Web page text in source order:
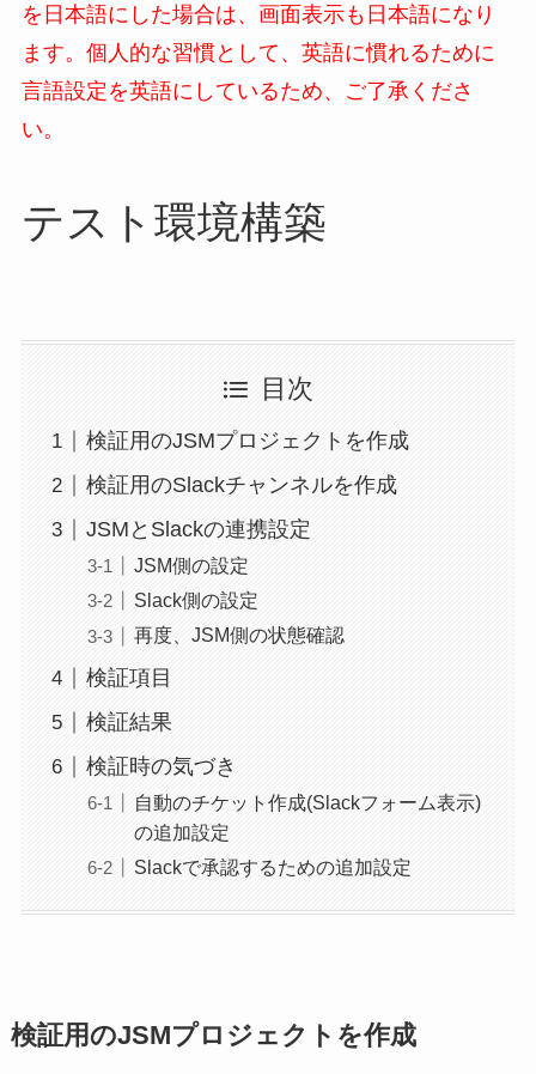
を日本語にした場合は、画面表示も日本語になり
ます。個人的な習慣として、英語に慣れるために
言語設定を英語にしているため、ご了承くださ
い。
テスト環境構築
目次
検証用のJSMプロジェクトを作成
検証用のSlackチャンネルを作成
JSMとSlackの連携設定
JSM側の設定
Slack側の設定
再度、JSM側の状態確認
検証項目
検証結果
検証時の気づき
自動のチケット作成(Slackフォーム表示)
の追加設定
Slackで承認するための追加設定
検証用のJSMプロジェクトを作成